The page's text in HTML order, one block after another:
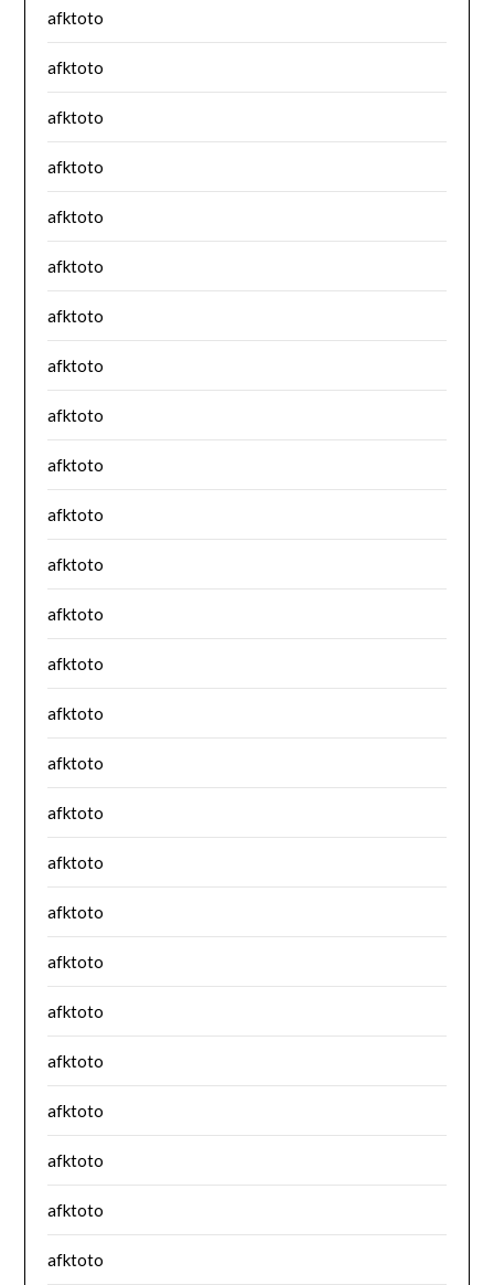
afktoto
afktoto
afktoto
afktoto
afktoto
afktoto
afktoto
afktoto
afktoto
afktoto
afktoto
afktoto
afktoto
afktoto
afktoto
afktoto
afktoto
afktoto
afktoto
afktoto
afktoto
afktoto
afktoto
afktoto
afktoto
afktoto